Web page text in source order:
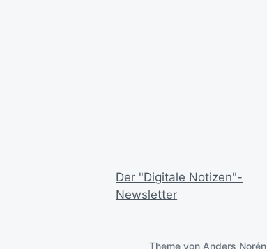
Der "Digitale Notizen"-
Newsletter
Theme von Anders Norén